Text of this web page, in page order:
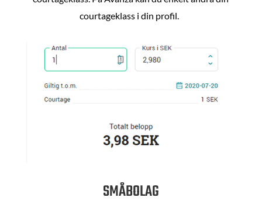
courtageklass i din profil.
SMÅBOLAG